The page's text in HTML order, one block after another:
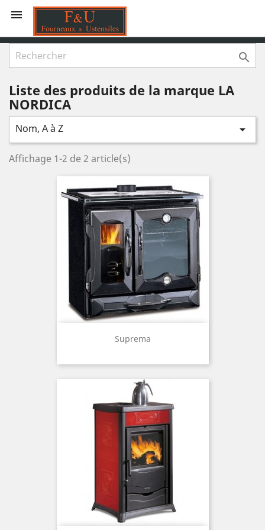


Liste des produits de la marque LA
NORDICA
Nom, A à Z 
Affichage 1-2 de 2 article(s)
Suprema